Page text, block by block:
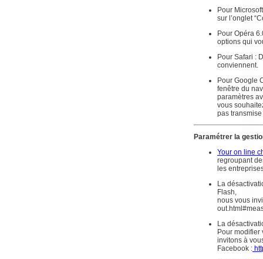
Pour
sur l’onglet
Pour Opéra
options qui
Pour Safari :
conviennent.
Pour Google
fenêtre du
paramètres
vous
pas
Paramétrer la
Your on line
regroupant
les
La
Flash,
nous vous
La
Pour modifier
invitons à
Facebook :